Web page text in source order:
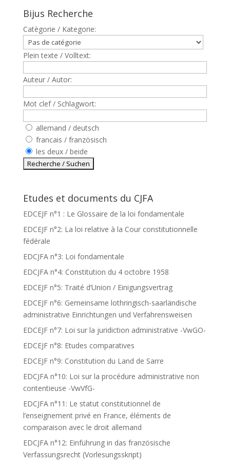
Bijus Recherche
Catègorie / Kategorie:
Plein texte / Volltext:
Auteur / Autor:
Mot clef / Schlagwort:
allemand / deutsch
francais / französisch
les deux / beide
Etudes et documents du CJFA
EDCEJF n°1 : Le Glossaire de la loi fondamentale
EDCEJF n°2: La loi relative à la Cour constitutionnelle
fédérale
EDCJFA n°3: Loi fondamentale
EDCJFA n°4: Constitution du 4 octobre 1958
EDCEJF n°5: Traité d’Union / Einigungsvertrag
EDCEJF n°6: Gemeinsame lothringisch-saarländische
administrative Einrichtungen und Verfahrensweisen
EDCEJF n°7: Loi sur la juridiction administrative -VwGO-
EDCEJF n°8: Etudes comparatives
EDCEJF n°9: Constitution du Land de Sarre
EDCJFA n°10: Loi sur la procédure administrative non
contentieuse -VwVfG-
EDCJFA n°11: Le statut constitutionnel de
l’enseignement privé en France, éléments de
comparaison avec le droit allemand
EDCJFA n°12: Einführung in das französische
Verfassungsrecht (Vorlesungsskript)